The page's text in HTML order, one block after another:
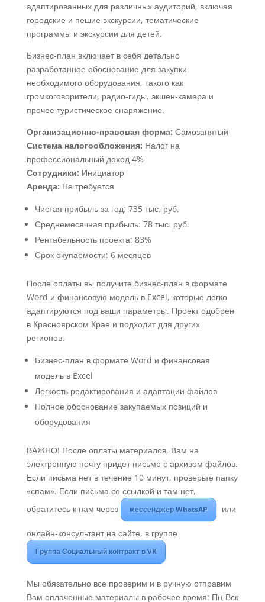
адаптированных для различных аудиторий, включая
городские и пешие экскурсии, тематические
программы и экскурсии для детей.
Бизнес-план включает в себя детально
разработанное обоснование для закупки
необходимого оборудования, такого как
громкоговорители, радио-гиды, экшен-камера и
прочее туристическое снаряжение.
Организационно-правовая форма: Самозанятый
Система налогообложения: Налог на
профессиональный доход 4%
Сотрудники: Инициатор
Аренда: Не требуется
Чистая прибыль за год: 735 тыс. руб.
Среднемесячная прибыль: 78 тыс. руб.
Рентабельность проекта: 83%
Срок окупаемости: 6 месяцев
После оплаты вы получите бизнес-план в формате
Word и финансовую модель в Excel, которые легко
адаптируются под ваши параметры. Проект одобрен
в Красноярском Крае и подходит для других
регионов.
Бизнес-план в формате Word и финансовая
модель в Excel
Легкость редактирования и адаптации файлов
Полное обоснование закупаемых позиций и
оборудования
ВАЖНО! После оплаты материалов, Вам на
электронную почту придет письмо с архивом файлов.
Если письма нет в течение 10 минут, проверьте папку
«спам». Если письма со ссылкой и там нет,
обратитесь к нам через
мессенджер WhatsAP или
онлайн-консультант на сайте, в группе
Группа Социальный контракт в VK
Мы обязательно все проверим и в ручную отправим
Вам оплаченные материалы в рабочее время: Пн-Вск